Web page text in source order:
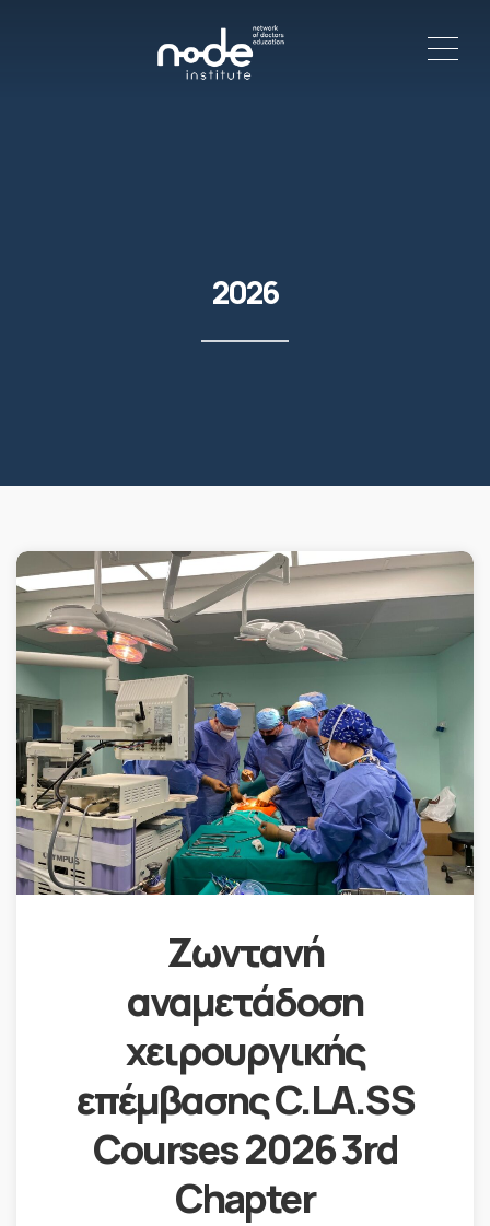
2026
Ζωντανή
αναμετάδοση
χειρουργικής
επέμβασης C.LA.SS
Courses 2026 3rd
Chapter